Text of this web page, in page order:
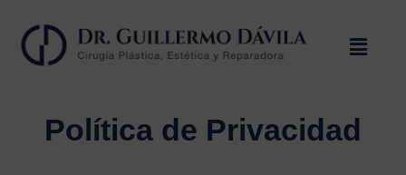
Política de Privacidad